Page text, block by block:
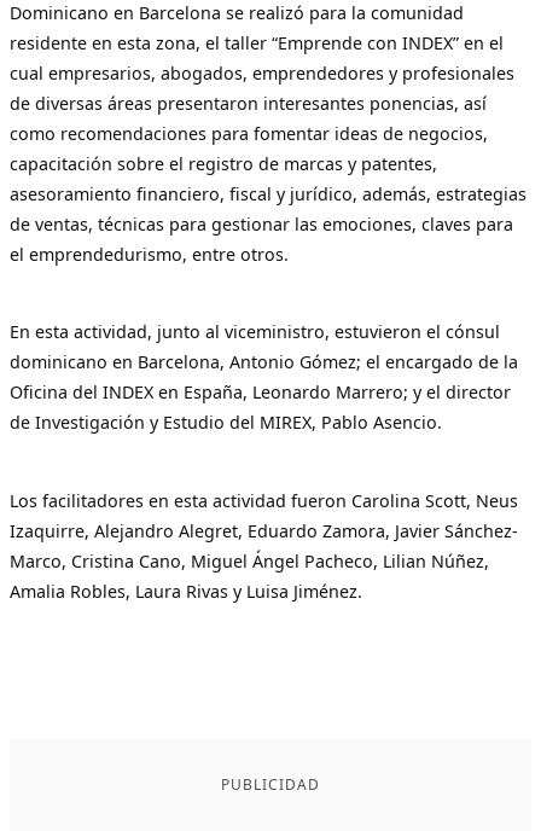
Dominicano en Barcelona se realizó para la comunidad
residente en esta zona, el taller “Emprende con INDEX” en el
cual empresarios, abogados, emprendedores y profesionales
de diversas áreas presentaron interesantes ponencias, así
como recomendaciones para fomentar ideas de negocios,
capacitación sobre el registro de marcas y patentes,
asesoramiento financiero, fiscal y jurídico, además, estrategias
de ventas, técnicas para gestionar las emociones, claves para
el emprendedurismo, entre otros.
En esta actividad, junto al viceministro, estuvieron el cónsul
dominicano en Barcelona, Antonio Gómez; el encargado de la
Oficina del INDEX en España, Leonardo Marrero; y el director
de Investigación y Estudio del MIREX, Pablo Asencio.
Los facilitadores en esta actividad fueron Carolina Scott, Neus
Izaquirre, Alejandro Alegret, Eduardo Zamora, Javier Sánchez-
Marco, Cristina Cano, Miguel Ángel Pacheco, Lilian Núñez,
Amalia Robles, Laura Rivas y Luisa Jiménez.
PUBLICIDAD